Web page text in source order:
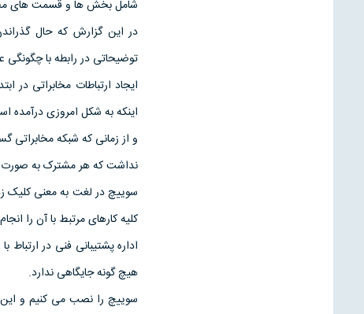
شامل بخش ها و قسمت های
توضيحاتی در رابطه با
ايجاد ارتباطات مخابراتی در
اينکه به شکل امروزی درآمده
و از زمانی که شبکه مخابراتی
نداشت که هر مشترک به صورت
سوييچ در لغت به معنی کليک
کليه کارهای مرتبط با آن را
اداره پشتيبانی فنی در
هيچ گونه جايگاهی ندارد.
سوييچ را نصب می کنيم و